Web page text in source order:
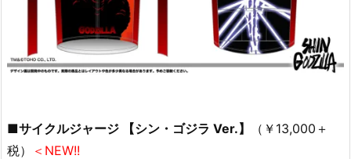
■サイクルジャージ 【シン・ゴジラ Ver.】
（￥13,000＋
税）
＜NEW!!